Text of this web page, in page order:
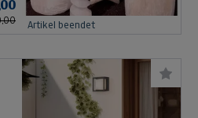
Artikel beendet